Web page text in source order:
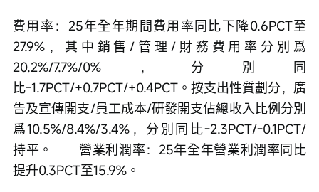
費用率：25年全年期間費用率同比下降0.6PCT至
27.9%，其中銷售/管理/財務費用率分別爲
20.2%/7.7%/0%，分別同
比-1.7PCT/+0.7PCT/+0.4PCT。按支出性質劃分，廣
告及宣傳開支/員工成本/研發開支佔總收入比例分別
爲10.5%/8.4%/3.4%，分別同比-2.3PCT/-0.1PCT/
持平。　　營業利潤率：25年全年營業利潤率同比
提升0.3PCT至15.9%。